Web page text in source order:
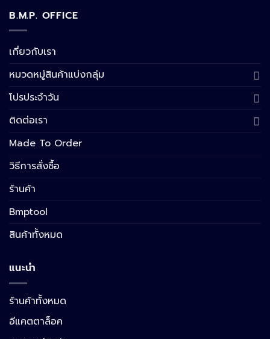
B.M.P. OFFICE
เกี่ยวกับเรา
หมวดหมู่สินค้าแบ่งกลุ่ม
โปรประจำวัน
ติดต่อเรา
Made To Order
วิธีการสั่งซื้อ
ร้านค้า
Bmptool
สินค้าทั้งหมด
แนะนำ
ร้านค้าทั้งหมด
อีแคตตาล็อค